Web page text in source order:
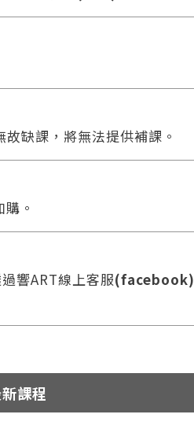
中的指示重新登入。
入，
缺課，將無法提供補課。
。
響ART線上客服(facebook)
課程